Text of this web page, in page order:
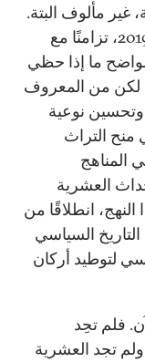
غير مألوف البتة.
وقد غادرت الوزيرة منصبها في العام 2019، تزامنًا مع
ما إذا حظي
لكن من المعروف
وتحسين نوعية
منح التراث
المناهج
العشرية
انطلاقًا من
السياسي
لتوطيد أركان
فلم تحِد
تجد العشرية